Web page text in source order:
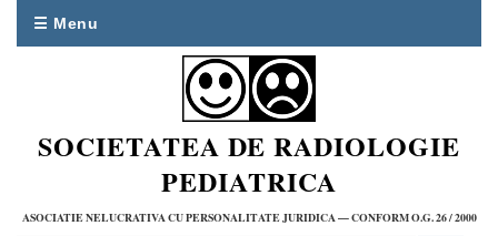
☰ Menu
SOCIETATEA DE RADIOLOGIE
PEDIATRICA
ASOCIATIE NELUCRATIVA CU PERSONALITATE JURIDICA — CONFORM O.G. 26 / 2000